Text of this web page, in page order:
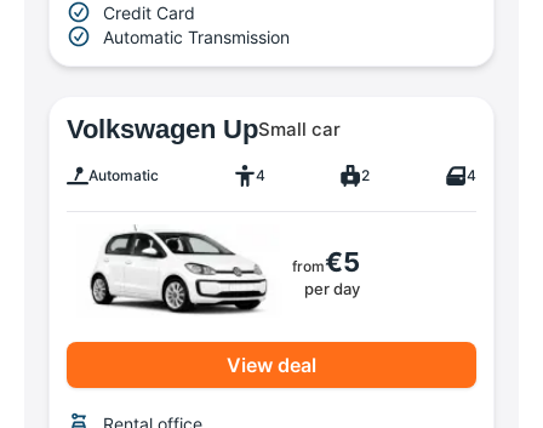
Credit Card
Automatic Transmission
Volkswagen UpSmall car
Automatic 4 2 4
from€5
per day
View deal